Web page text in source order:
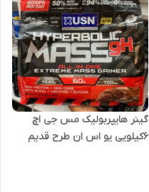
گینر هایپربولیک مس جی اچ
۶کیلویی یو اس ان طرح قدیم